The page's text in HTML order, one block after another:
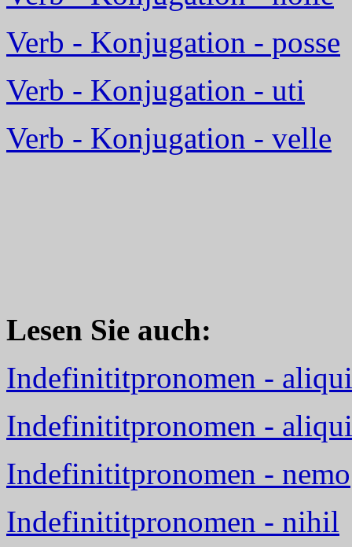
Verb - Konjugation - posse
Verb - Konjugation - uti
Verb - Konjugation - velle
Lesen Sie auch:
Indefinititpronomen - aliqui
Indefinititpronomen -
Indefinititpronomen - nemo
Indefinititpronomen - nihil